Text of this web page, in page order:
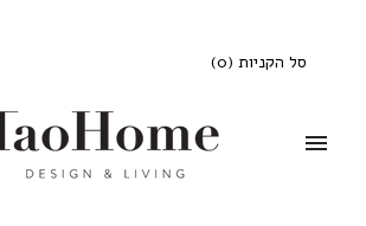
סל הקניות (
0
)